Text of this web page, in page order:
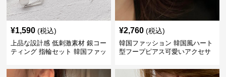
¥1,590 (税込)
上品な設計感 低刺激素材 銀コー
ティング 指輪セット 韓国ファッ
¥2,760 (税込)
韓国ファッション 韓国風ハート
型フープピアス可愛いアクセサ